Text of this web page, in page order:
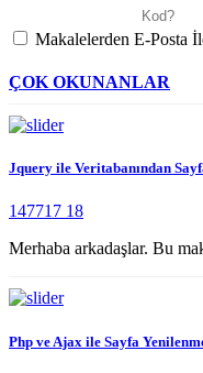
Makalelerden E-Posta
ÇOK OKUNANLAR
Jquery ile Veritabanından
147717 18
Merhaba arkadaşlar. Bu
Php ve Ajax ile Sayfa